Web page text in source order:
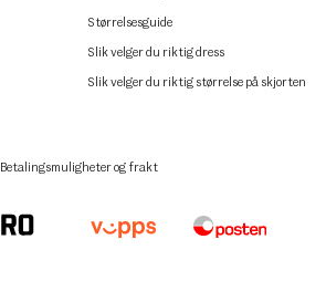
Størrelsesguide
Slik velger du riktig dress
Slik velger du riktig størrelse på skjorten
Betalingsmuligheter og frakt